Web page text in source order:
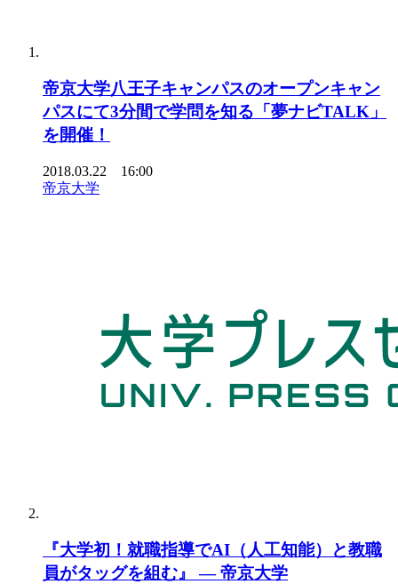
帝京大学八王子キャンパスのオープンキャン
パスにて3分間で学問を知る「夢ナビTALK」
を開催！
2018.03.22 16:00
帝京大学
『大学初！就職指導でAI（人工知能）と教職
員がタッグを組む』 — 帝京大学